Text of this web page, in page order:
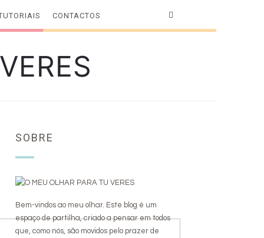
CONTACTOS
SOBRE
Bem-vindos ao meu olhar. Este blog é um
espaço de partilha, criado a pensar em todos
que, como nós, são movidos pelo prazer de